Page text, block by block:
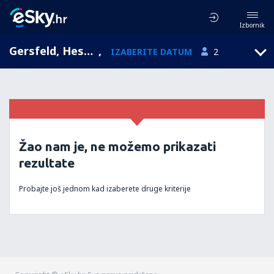
Izbornik
Gersfeld, Hesse, Njemačka , IZABERITE DATUM 2
Žao nam je, ne možemo prikazati
rezultate
Probajte još jednom kad izaberete druge kriterije